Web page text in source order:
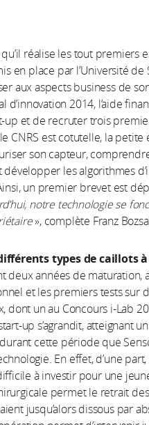
réalise les tout premiers
en place par l’Université de
aux aspects business de
d’innovation 2014, l’aide
up et de recruter trois
CNRS est cotutelle, la petite
son capteur,
développer les algorithmes
un premier brevet est
notre technologie se
», complète Franz
types de caillots
deux années de maturation,
et les premiers tests sur
dont un au Concours i-Lab
up s’agrandit, atteignant
durant cette période que
En effet, d’une
à investir pour une
permet le retrait
jusqu’alors dissous par